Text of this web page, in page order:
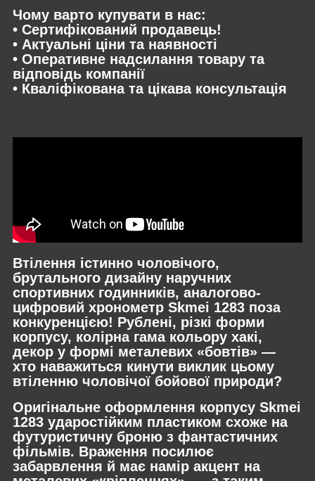
Чому варто купувати в нас:
• Сертифікований продавець!
• Актуальні ціни та наявності
• Оперативне надсилання товару та
відповідь компанії
• Кваліфікована та цікава консультація
Втілення істинно чоловічого,
брутального дизайну наручних
спортивних годинників, аналогово-
цифровий хронометр Skmei 1283 поза
конкуренцією! Рублені, різкі форми
корпусу, колірна гама кольору хакі,
декор у формі металевих «бовтів» —
хто наважиться кинути виклик цьому
втіленню чоловічої бойової природи?
Оригінальне оформлення корпусу Skmei
1283 ударостійким пластиком схоже на
футуристичну броню з фантастичних
фільмів. Враження посилює
забарвлення й має намір акцент на